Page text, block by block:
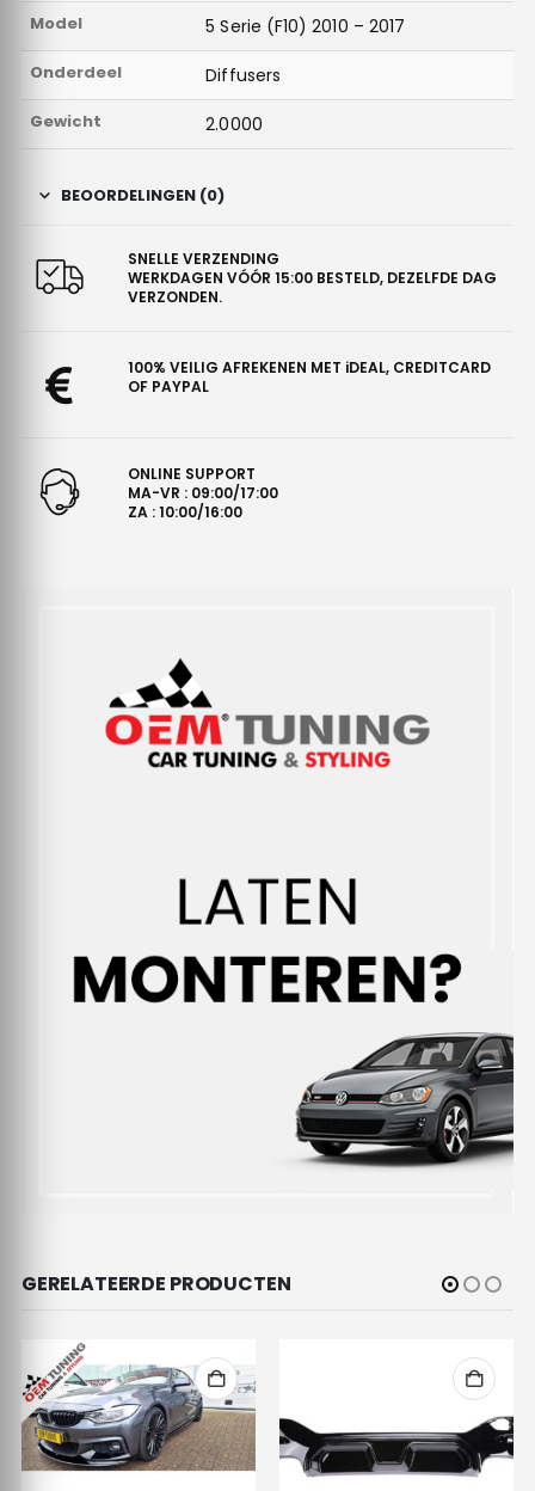
Model 5 Serie (F10) 2010 – 2017
Onderdeel Diffusers
Gewicht 2.0000
BEOORDELINGEN (0)
SNELLE VERZENDING
WERKDAGEN VÓÓR 15:00 BESTELD, DEZELFDE DAG
VERZONDEN.
100% VEILIG AFREKENEN MET iDEAL, CREDITCARD
OF PAYPAL
ONLINE SUPPORT
MA-VR : 09:00/17:00
ZA : 10:00/16:00
GERELATEERDE PRODUCTEN